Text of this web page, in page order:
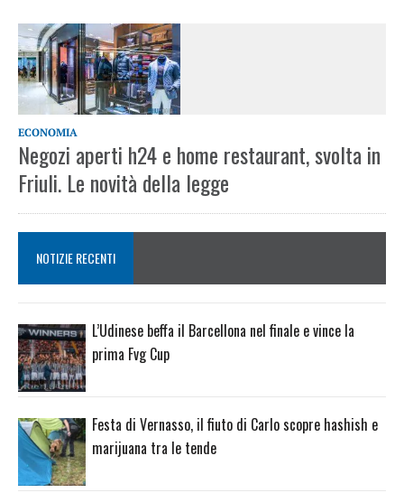
ECONOMIA
Negozi aperti h24 e home restaurant, svolta in
Friuli. Le novità della legge
NOTIZIE RECENTI
L’Udinese beffa il Barcellona nel finale e vince la
prima Fvg Cup
Festa di Vernasso, il fiuto di Carlo scopre hashish e
marijuana tra le tende